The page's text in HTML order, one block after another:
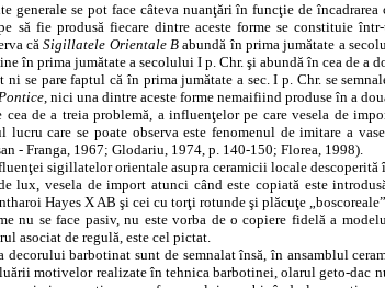
generale se pot face câteva nuanţări în funcţie de
să fie produsă fiecare dintre aceste forme se constituie
căSigillatele Orientale Babundă în prima jumătate a
în prima jumătate a secolului I p. Chr. şi abundă în cea de a
ni se pare faptul că în prima jumătate a sec. I p. Chr. se
, nici una dintre aceste forme nemaifiind produse în a
cea de a treia problemă, a influenţelor pe care vesela de
lucru care se poate observa este fenomenul de imitare a
- Franga, 1967; Glodariu, 1974, p. 140-150; Florea, 1998).
sigillatelor orientale asupra ceramicii locale descoperită
lux, vesela de import atunci când este copiată este
Hayes X AB şi cei cu torţi rotunde şi plăcuţe
nu se face pasiv, nu este vorba de o copiere fidelă a
asociat de regulă, este cel pictat.
decorului barbotinat sunt de semnalat însă, în ansamblul
motivelor realizate în tehnica barbotinei, olarul geto-dac